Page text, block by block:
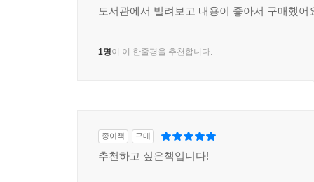
도서관에서 빌려보고 내용이 좋아서 구매했어
1명이 이 한줄평을 추천합니다.
종이책 구매
추천하고 싶은책입니다!